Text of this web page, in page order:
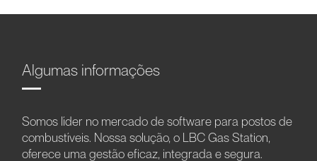
Algumas informações
Somos líder no mercado de software para postos de
combustíveis. Nossa solução, o LBC Gas Station,
oferece uma gestão eficaz, integrada e segura.